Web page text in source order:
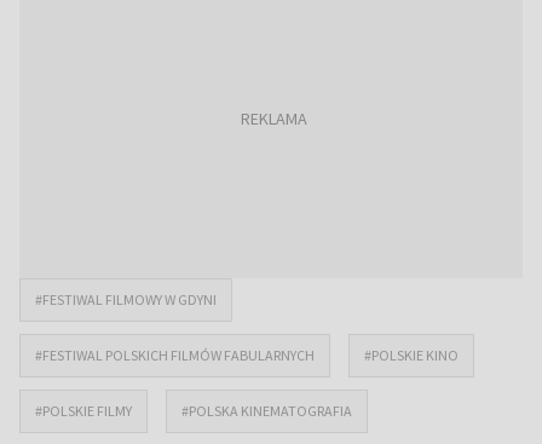
#FESTIWAL FILMOWY W GDYNI
#FESTIWAL POLSKICH FILMÓW FABULARNYCH #POLSKIE KINO
#POLSKIE FILMY #POLSKA KINEMATOGRAFIA